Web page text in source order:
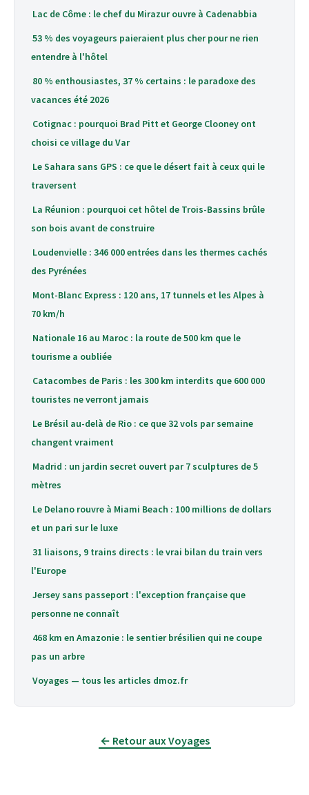
Lac de Côme : le chef du Mirazur ouvre à Cadenabbia
53 % des voyageurs paieraient plus cher pour ne rien
entendre à l'hôtel
80 % enthousiastes, 37 % certains : le paradoxe des
vacances été 2026
Cotignac : pourquoi Brad Pitt et George Clooney ont
choisi ce village du Var
Le Sahara sans GPS : ce que le désert fait à ceux qui le
traversent
La Réunion : pourquoi cet hôtel de Trois-Bassins brûle
son bois avant de construire
Loudenvielle : 346 000 entrées dans les thermes cachés
des Pyrénées
Mont-Blanc Express : 120 ans, 17 tunnels et les Alpes à
70 km/h
Nationale 16 au Maroc : la route de 500 km que le
tourisme a oubliée
Catacombes de Paris : les 300 km interdits que 600 000
touristes ne verront jamais
Le Brésil au-delà de Rio : ce que 32 vols par semaine
changent vraiment
Madrid : un jardin secret ouvert par 7 sculptures de 5
mètres
Le Delano rouvre à Miami Beach : 100 millions de dollars
et un pari sur le luxe
31 liaisons, 9 trains directs : le vrai bilan du train vers
l'Europe
Jersey sans passeport : l'exception française que
personne ne connaît
468 km en Amazonie : le sentier brésilien qui ne coupe
pas un arbre
Voyages — tous les articles dmoz.fr
← Retour aux Voyages